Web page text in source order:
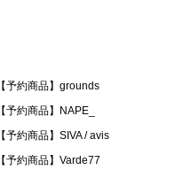
【予約商品】grounds
【予約商品】NAPE_
【予約商品】SIVA / avis
【予約商品】Varde77